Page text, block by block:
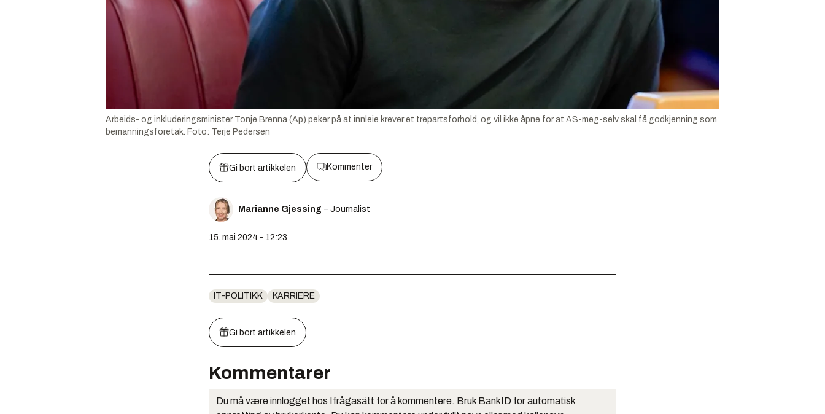
Arbeids- og inkluderingsminister Tonje Brenna (Ap) peker på at innleie krever et trepartsforhold, og vil ikke åpne for at AS-meg-selv skal få godkjenning som
bemanningsforetak. Foto: Terje Pedersen
Gi bort artikkelen Kommenter
Marianne Gjessing – Journalist
15. mai 2024 - 12:23
IT-POLITIKK KARRIERE
Gi bort artikkelen
Kommentarer
Du må være innlogget hos Ifrågasätt for å kommentere. Bruk BankID for automatisk